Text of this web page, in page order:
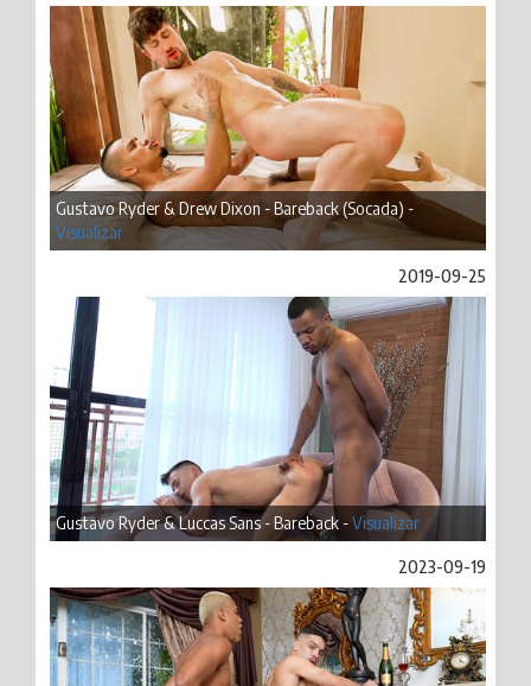
Gustavo Ryder & Drew Dixon - Bareback (Socada) -
Visualizar
2019-09-25
Gustavo Ryder & Luccas Sans - Bareback -Visualizar
2023-09-19